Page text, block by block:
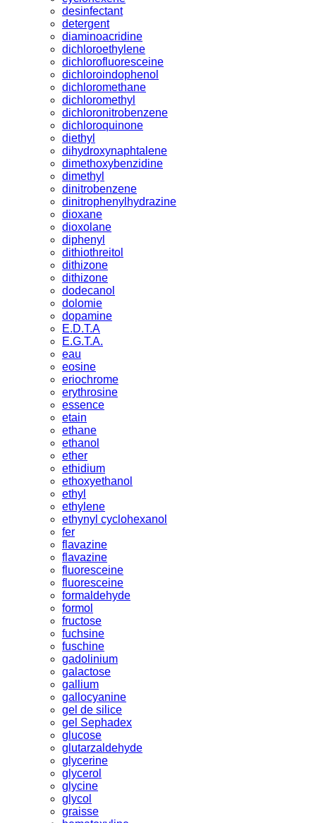
desinfectant
detergent
diaminoacridine
dichloroethylene
dichlorofluoresceine
dichloroindophenol
dichloromethane
dichloromethyl
dichloronitrobenzene
dichloroquinone
diethyl
dihydroxynaphtalene
dimethoxybenzidine
dimethyl
dinitrobenzene
dinitrophenylhydrazine
dioxane
dioxolane
diphenyl
dithiothreitol
dithizone
dithizone
dodecanol
dolomie
dopamine
E.D.T.A
E.G.T.A.
eau
eosine
eriochrome
erythrosine
essence
etain
ethane
ethanol
ether
ethidium
ethoxyethanol
ethyl
ethylene
ethynyl cyclohexanol
fer
flavazine
flavazine
fluoresceine
fluoresceine
formaldehyde
formol
fructose
fuchsine
fuschine
gadolinium
galactose
gallium
gallocyanine
gel de silice
gel Sephadex
glucose
glutarzaldehyde
glycerine
glycerol
glycine
glycol
graisse